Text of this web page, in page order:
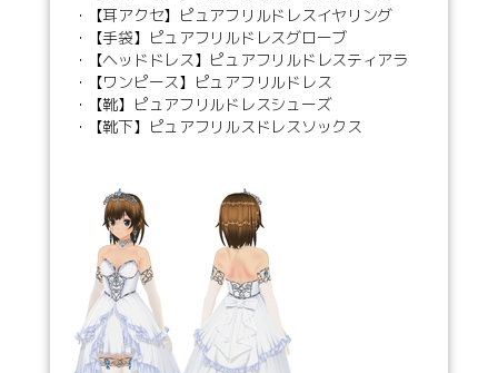
・【耳アクセ】ピュアフリルドレスイヤリング
・【手袋】ピュアフリルドレスグローブ
・【ヘッドドレス】ピュアフリルドレスティアラ
・【ワンピース】ピュアフリルドレス
・【靴】ピュアフリルドレスシューズ
・【靴下】ピュアフリルスドレスソックス